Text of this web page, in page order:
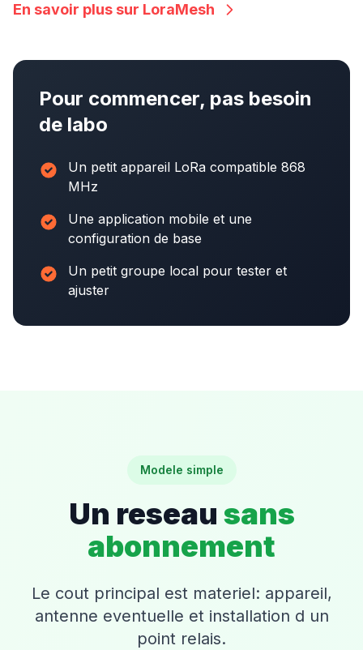
En savoir plus sur LoraMesh
Pour commencer, pas besoin
de labo
Un petit appareil LoRa compatible 868
MHz
Une application mobile et une
configuration de base
Un petit groupe local pour tester et
ajuster
Modele simple
Un reseau sans
abonnement
Le cout principal est materiel: appareil,
antenne eventuelle et installation d un
point relais.